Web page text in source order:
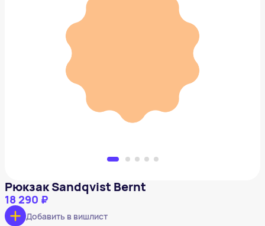
Рюкзак Sandqvist Bernt
18 290 ₽
Добавить в вишлист